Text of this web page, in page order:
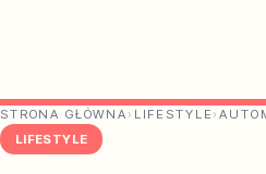
STRONA GŁÓWNA › LIFESTYLE ›
LIFESTYLE